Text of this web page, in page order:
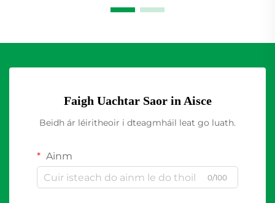
Faigh Uachtar Saor in Aisce
Beidh ár léiritheoir i dteagmháil leat go luath.
Ainm
0/100